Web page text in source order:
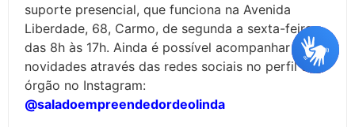
suporte presencial, que funciona na Avenida
Liberdade, 68, Carmo, de segunda a sexta-feira,
das 8h às 17h. Ainda é possível acompanhar as
novidades através das redes sociais no perfil do
órgão no Instagram:
@saladoempreendedordeolinda